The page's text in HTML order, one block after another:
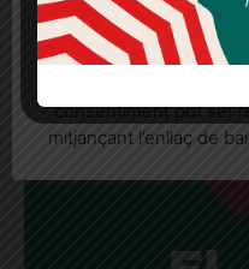
Sample post no 4 excerpt.
Quan l’usuari crea un
seu consentiment
consentiment pot ser
mitjançant l’enllaç de